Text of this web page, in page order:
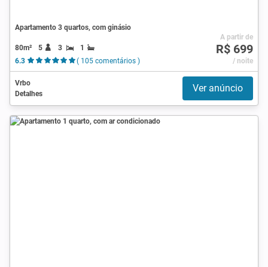
Apartamento 3 quartos, com ginásio
80m² 5 3
1
6.3
( 105 comentários )
A partir de
R$ 699
/ noite
Vrbo
Detalhes
Ver anúncio